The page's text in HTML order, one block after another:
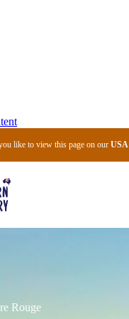
like to view this page on ourUSA
Rouge